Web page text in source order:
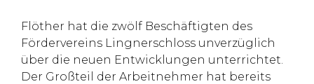
Flöther hat die zwölf Beschäftigten des
Fördervereins Lingnerschloss unverzüglich
über die neuen Entwicklungen unterrichtet.
Der Großteil der Arbeitnehmer hat bereits